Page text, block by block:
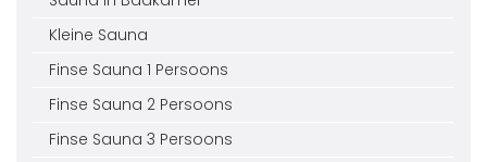
Kleine Sauna
Finse Sauna 1 Persoons
Finse Sauna 2 Persoons
Finse Sauna 3 Persoons